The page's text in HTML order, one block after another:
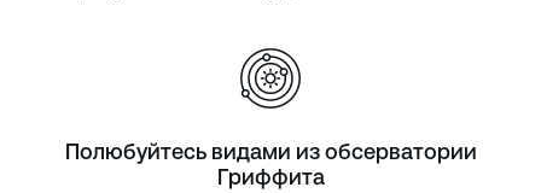
Полюбуйтесь видами из обсерватории
Гриффита